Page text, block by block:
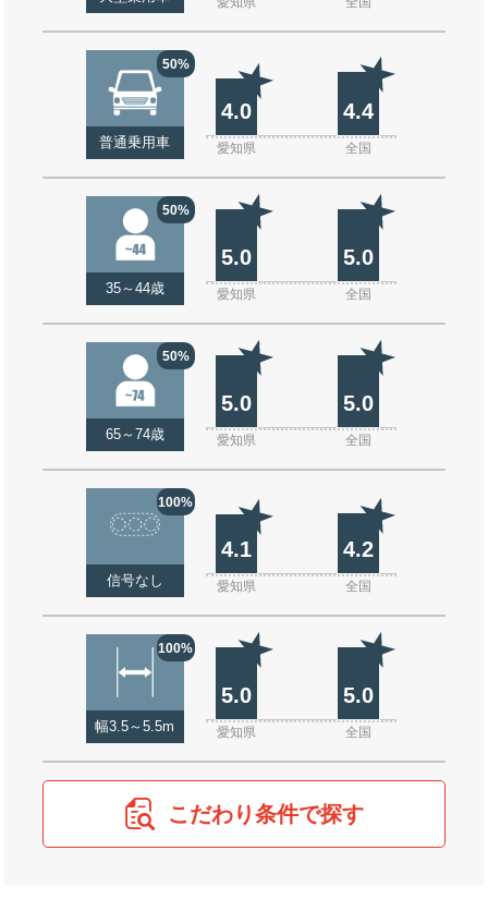
50%
普通乗用車
4.0 4.4
愛知県 全国
50%
35～44歳
5.0 5.0
愛知県 全国
50%
65～74歳
5.0 5.0
愛知県 全国
100%
信号なし
4.1 4.2
愛知県 全国
100%
幅3.5～5.5m
5.0 5.0
愛知県 全国
こだわり条件で探す